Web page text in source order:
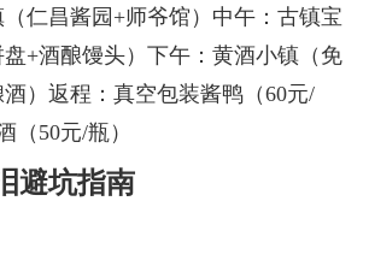
仁昌酱园+师爷馆）中午：古镇宝
+酒酿馒头）下午：黄酒小镇（免
）返程：真空包装酱鸭（60元/
（50元/瓶）
避坑指南